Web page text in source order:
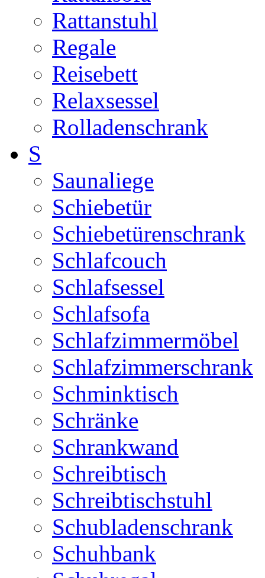
Rattanstuhl
Regale
Reisebett
Relaxsessel
Rolladenschrank
S
Saunaliege
Schiebetür
Schiebetürenschrank
Schlafcouch
Schlafsessel
Schlafsofa
Schlafzimmermöbel
Schlafzimmerschrank
Schminktisch
Schränke
Schrankwand
Schreibtisch
Schreibtischstuhl
Schubladenschrank
Schuhbank